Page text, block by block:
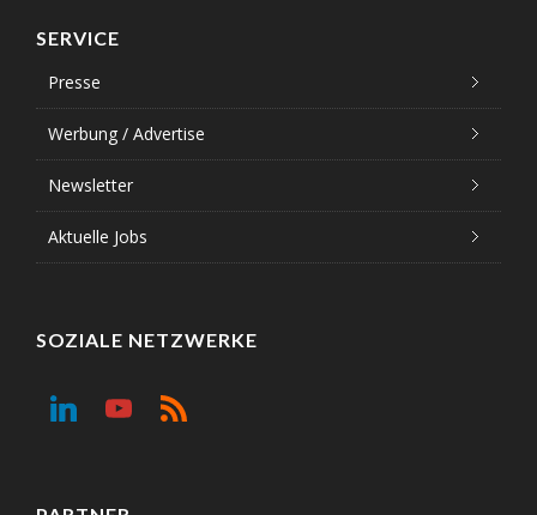
SERVICE
Presse
Werbung / Advertise
Newsletter
Aktuelle Jobs
SOZIALE NETZWERKE